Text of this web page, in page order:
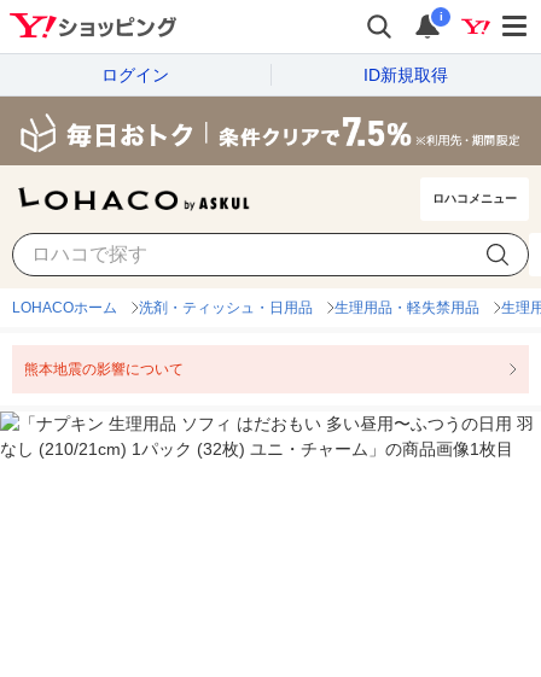
i
ログイン ID新規取得
ロハコメニュー
LOHACOホーム 洗剤・ティッシュ・日用品 生理用品・軽失禁用品 生理
熊本地震の影響について